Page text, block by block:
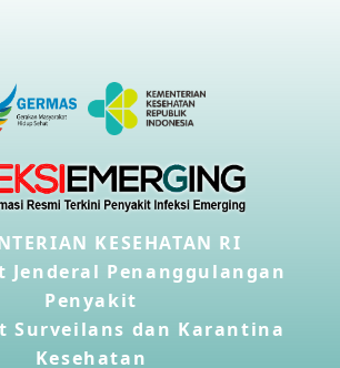
Hanta di Kapal Pesiar Keberangkatan
di Vietnam
28 Apr 2026
Avian Influenza A(H5N1) Keempat di
KESEHATAN RI
Penanggulangan
Penyakit
Surveilans dan Karantina
Kesehatan